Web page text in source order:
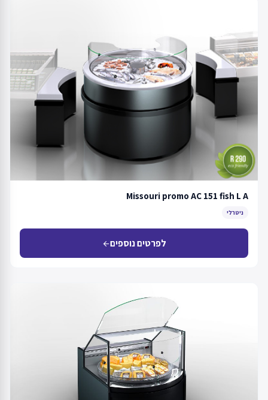
Missouri promo AC 151 fish L A
ניטרלי
לפרטים נוספיםarrow_back